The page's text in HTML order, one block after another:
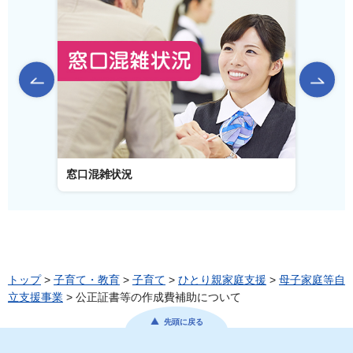
前のスライドを表示
窓口混雑状況
トップ> 子育て・教育 > 子育て > ひとり親家庭支援 > 母子家庭等自
立支援事業 > 公正証書等の作成費補助について
先頭に戻る